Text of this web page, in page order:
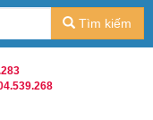
Tìm kiếm